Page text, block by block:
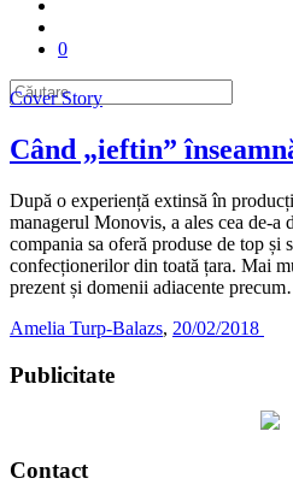
0
Cover Story
Când „ieftin”
După o experiență extinsă în
managerul Monovis, a ales cea de-a
compania sa oferă produse de top și
confecționerilor din toată țara. Mai
prezent și domenii adiacente
Amelia Turp-Balazs, 20/02/2018
Publicitate
Contact